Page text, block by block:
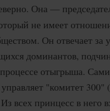
Она —
не имеет
Он отвечает за
доминантов,
отыгрыша.
"комитет 300"
всех принцесс в него